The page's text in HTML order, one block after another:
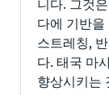
니다. 그것
다에 기반을
스트레칭,
다. 태국 마
향상시키는